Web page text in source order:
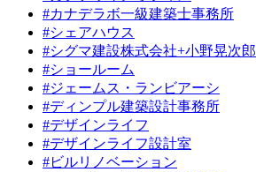
#カナデラボ一級建築士事務所
#シェアハウス
#シグマ建設株式会社+小野晃次郎
#ショールーム
#ジェームス・ランビアーシ
#ディンプル建築設計事務所
#デザインライフ
#デザインライフ設計室
#ビルリノベーション